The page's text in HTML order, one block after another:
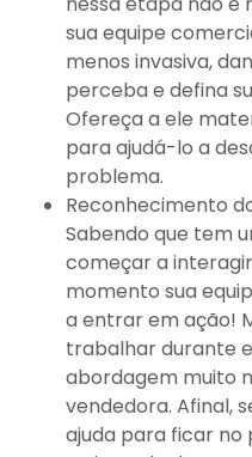
sua equipe
menos invasiva,
perceba e defina
Ofereça a ele
para ajudá-lo a
problema.
Reconhecimento
Sabendo que tem
começar a
momento sua
a entrar em ação!
trabalhar durante
abordagem muito
vendedora. Afinal,
ajuda para ficar